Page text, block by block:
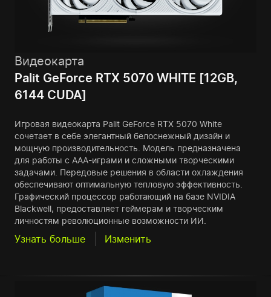
Видеокарта
Palit GeForce RTX 5070 WHITE [12GB,
6144 CUDA]
Игровая видеокарта Palit GeForce RTX 5070 White
сочетает в себе элегантный белоснежный дизайн и
мощную производительность. Модель предназначена
для работы с AAA-играми и сложными творческими
задачами. Передовые решения в области охлаждения
обеспечивают оптимальную тепловую эффективность.
Графический процессор работающий на базе NVIDIA
Blackwell, предоставляет геймерам и творческим
личностям революционные возможности ИИ.
Узнать больше Изменить